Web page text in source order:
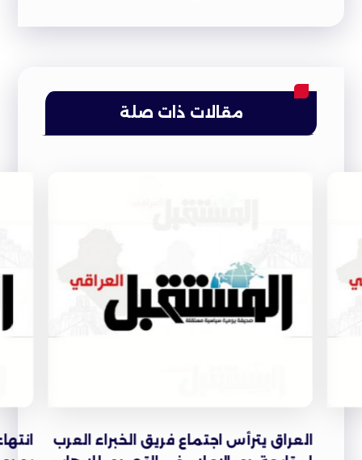
مقالات ذات صلة
العراق يترأس اجتماع فريق الخبراء العرب